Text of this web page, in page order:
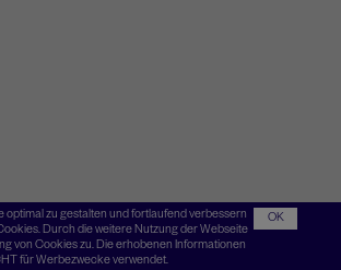
optimal zu gestalten und fortlaufend verbessern
Durch die weitere Nutzung der Webseite
von Cookies zu. Die erhobenen Informationen
für Werbezwecke verwendet.
OK